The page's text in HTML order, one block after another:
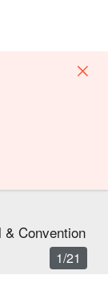
& Convention
1/21